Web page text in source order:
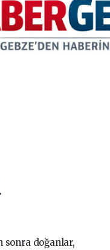
sonra doğanlar,